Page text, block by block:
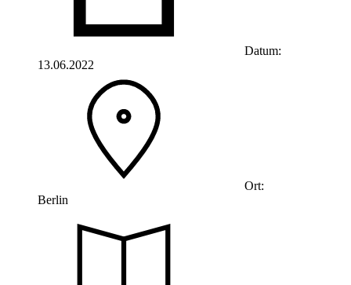
Datum:
13.06.2022
Ort:
Berlin